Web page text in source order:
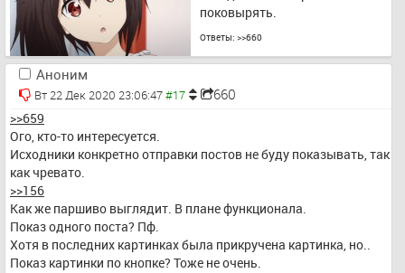
поковырять.
Ответы: >>660
Аноним
Вт 22 Дек 2020 23:06:47 660
>>659
Ого, кто-то интересуется.
Исходники конкретно отправки постов не буду показывать, так
как чревато.
>>156
Как же паршиво выглядит. В плане функционала.
Показ одного поста? Пф.
Хотя в последних картинках была прикручена картинка, но..
Показ картинки по кнопке? Тоже не очень.